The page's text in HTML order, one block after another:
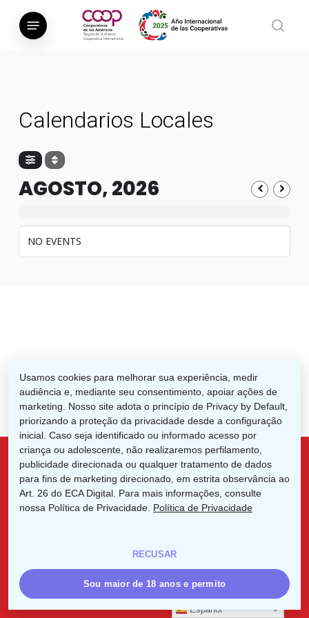
Menú
Calendarios Locales
AGOSTO, 2026
NO EVENTS
x-
twitter
facebook linkedin instagram
Español
Usamos cookies para melhorar sua experiência, medir
audiência e, mediante seu consentimento, apoiar ações de
marketing. Nosso site adota o princípio de Privacy by Default,
priorizando a proteção da privacidade desde a configuração
inicial. Caso seja identificado ou informado acesso por
criança ou adolescente, não realizaremos perfilamento,
publicidade direcionada ou qualquer tratamento de dados
para fins de marketing direcionado, em estrita observância ao
Art. 26 do ECA Digital. Para mais informações, consulte
nossa Política de Privacidade. Política de Privacidade
RECUSAR
Sou maior de 18 anos e permito